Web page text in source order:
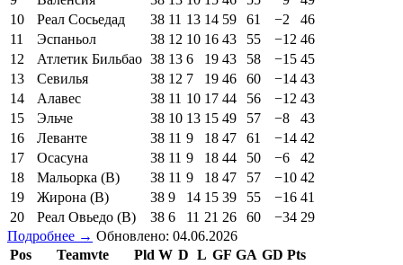
10
Реал Сосьедад 38 11 13 14 59 61 −2
46
11
Эспаньол 38 12 10 16 43 55 −12 46
12
Атлетик Бильбао 38 13 6 19 43 58 −15 45
13
Севилья 38 12 7 19 46 60 −14 43
14
Алавес 38 11 10 17 44 56 −12 43
15
Эльче 38 10 13 15 49 57 −8
43
16
Леванте 38 11 9 18 47 61 −14 42
17
Осасуна 38 11 9 18 44 50 −6
42
18
Мальорка (В) 38 11 9 18 47 57 −10 42
19
Жирона (В) 38 9 14 15 39 55 −16 41
20
Реал Овьедо (В) 38 6 11 21 26 60 −34 29
Подробнее → Обновлено: 04.06.2026
Pos
Teamvte Pld W D L GF GA GD Pts